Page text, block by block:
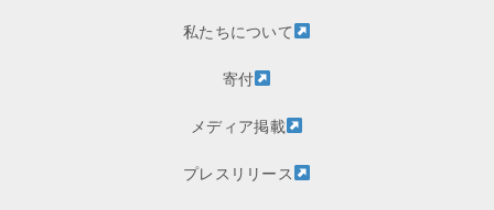
私たちについて
寄付
メディア掲載
プレスリリース